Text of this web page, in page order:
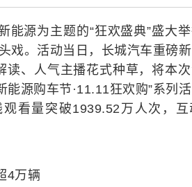
源为主题的“狂欢盛典”盛大
戏。活动当日，长城汽车重磅
、人气主播花式种草，将本
源购车节·11.11狂欢购”系列
看量突破1939.52万人次，互
4万辆